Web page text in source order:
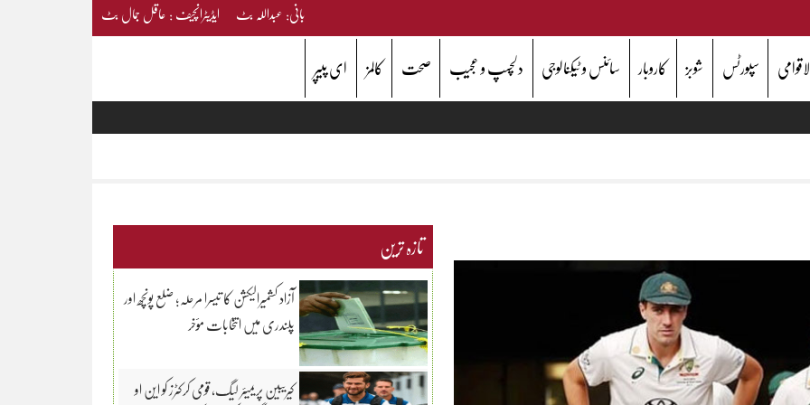
بانی: عبداللہ بٹ ایڈیٹرانچیف : عاقل جمال بٹ
سپورٹس شوبز کاروبار سائنس و ٹیکنالوجی دلچسپ و عجیب صحت کالمز ای پیپر
تازہ ترین
آزاد کشمیرالیکشن کا تیسرا مرحلہ؛ ضلع پونچھ اور
پلندری میں انتخابات مؤخر
کیریبین پریمیئر لیگ، قومی کرکٹرز کو این او